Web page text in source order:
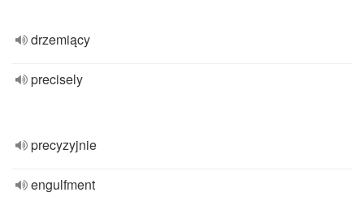
drzemiący
precisely
precyzyjnie
engulfment